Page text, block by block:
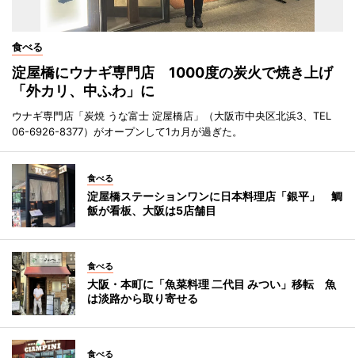
食べる
淀屋橋にウナギ専門店 1000度の炭火で焼き上げ
「外カリ、中ふわ」に
ウナギ専門店「炭焼 うな富士 淀屋橋店」（大阪市中央区北浜3、TEL
06-6926-8377）がオープンして1カ月が過ぎた。
食べる
淀屋橋ステーションワンに日本料理店「銀平」 鯛
飯が看板、大阪は5店舗目
食べる
大阪・本町に「魚菜料理 二代目 みつい」移転 魚
は淡路から取り寄せる
食べる